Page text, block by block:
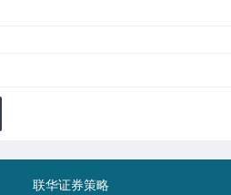
联华证券策略